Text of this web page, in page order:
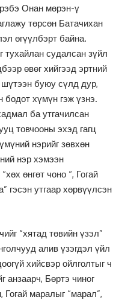
Онан мөрэн-ү
төрсөн Батачихан
өгүүлбэрт байна.
тухайлан судалсан зүйл
өвөг хийгээд эртний
шүтээн буюу сүлд дур,
бодот хүмүн гэж үзнэ.
ба утгачилсан
товчооны эхэд гагц
нэрийг зөвхөн
нэр хэмээн
өнгөт чоно “, Гогай
гэсэн утгаар хөрвүүлсэн
“хятад төвийн үзэл”
алив үзэгдэл үйл
хийсвэр ойлголтыг ч
анзаарч, Бөртэ чиног
Гогай маралыг “марал”,